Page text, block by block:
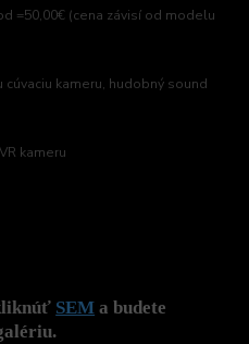
=50,00€ (cena závisí od modelu
kameru, hudobný sound
kameru
SEM a budete